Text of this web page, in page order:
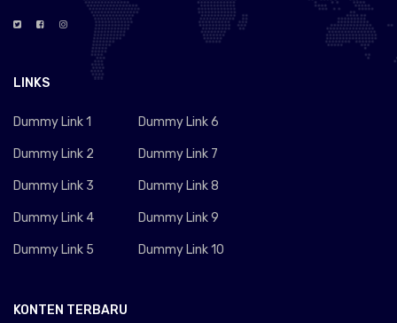
LINKS
Dummy Link 1
Dummy Link 2
Dummy Link 3
Dummy Link 4
Dummy Link 5
Dummy Link 6
Dummy Link 7
Dummy Link 8
Dummy Link 9
Dummy Link 10
KONTEN TERBARU